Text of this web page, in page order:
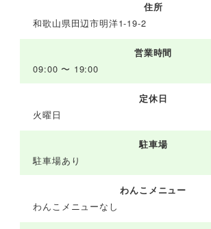
住所
和歌山県田辺市明洋1-19-2
営業時間
09:00 〜 19:00
定休日
火曜日
駐車場
駐車場あり
わんこメニュー
わんこメニューなし